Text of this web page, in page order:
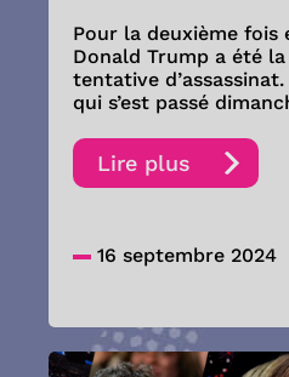
Pour la deuxième fois
Donald Trump a été la
tentative
qui s’est passé
Lire plus
16 septembre 2024